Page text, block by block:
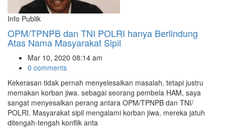
Info Publik
OPM/TPNPB dan TNI POLRI hanya Berlindung
Atas Nama Masyarakat Sipil
Mar 10, 2020 08:14 am
0 comments
Kekerasan tidak pernah menyelesaikan masalah, tetapi justru
memakan korban jiwa. sebagai seorang pembela HAM, saya
sangat menyesalkan perang antara OPM/TPNPB dan TNI/
POLRI. Masyarakat sipil mengalami korban jiwa, mereka jatuh
ditengah-tengah konflik anta